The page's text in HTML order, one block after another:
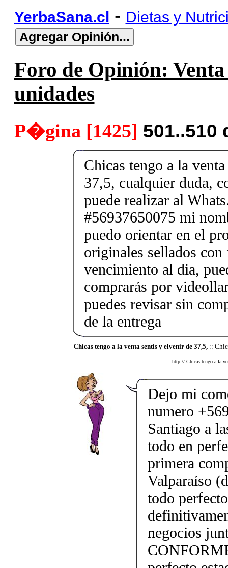
YerbaSana.cl - Dietas y
Foro de Opinión:
unidades
P�gina [1425] 501..510
Chicas tengo a la
37,5, cualquier duda,
puede realizar al
#56937650075 mi
puedo orientar en el
originales sellados con
vencimiento al dia,
comprarás por
puedes revisar sin
de la entrega
Chicas tengo a la venta sentis y elvenir de 37,5,::
http:// Chicas tengo a la
Dejo mi
numero
Santiago a
todo en
primera
Valparaíso
todo
negocios